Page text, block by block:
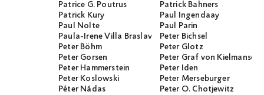
Patrice G. Poutrus
Patrick Bahners
Patrick Kury
Paul Ingendaay
Paul Nolte
Paul Parin
Paula-Irene Villa BraslavskyPeter Bichsel
Peter Böhm
Peter Glotz
Peter Gorsen
Peter Graf von
Peter Hammerstein
Peter Iden
Peter Koslowski
Peter Merseburger
Péter Nádas
Peter O. Chotjewitz